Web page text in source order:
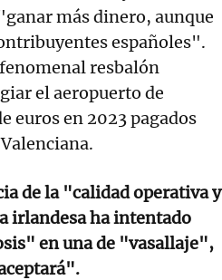
más dinero, aunque
españoles".
resbalón
el aeropuerto de
euros en 2023 pagados
de la "calidad operativa y
irlandesa ha intentado
en una de "vasallaje",